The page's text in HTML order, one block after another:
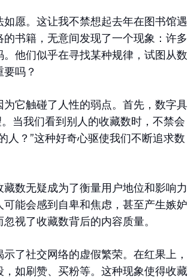
愿。这让我不禁想起去年在图书馆遇
书籍，无意间发现了一个现象：许多
他们似乎在寻找某种规律，试图从数
吗？
它触碰了人性的弱点。首先，数字具
当我们看到别人的收藏数时，不禁会
人？”这种好奇心驱使我们不断追求数
数无疑成为了衡量用户地位和影响力
能会感到自卑和焦虑，甚至产生嫉妒
视了收藏数背后的内容质量。
了社交网络的虚假繁荣。在红果上，
如刷赞、买粉等。这种现象使得收藏